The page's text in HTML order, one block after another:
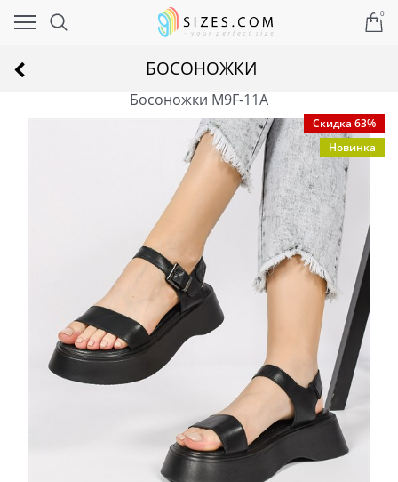
0
БОСОНОЖКИ
Босоножки M9F-11A
Скидка 63%
Новинка